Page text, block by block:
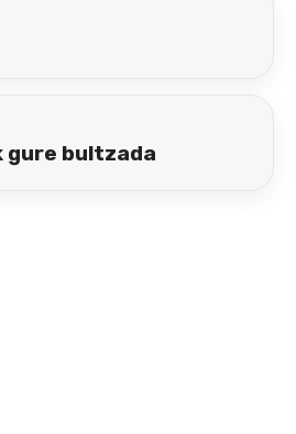
gure bultzada